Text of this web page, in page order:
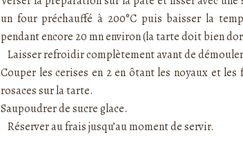
un four préchauffé à 200°C puis baisser la
pendant encore 20 mn environ (la tarte doit bien
Laisser refroidir complètement avant de
Couper les cerises en 2 en ôtant les noyaux et
rosaces sur la tarte.
Saupoudrer de sucre glace.
Réserver au frais jusqu’au moment de servir.